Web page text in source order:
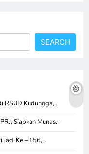
SEARCH
RSUD Kudungga,…
Siapkan Munas…
Jadi Ke – 156,…